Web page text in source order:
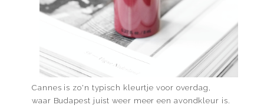
Cannes is zo'n typisch kleurtje voor overdag,
waar Budapest juist weer meer een avondkleur is.